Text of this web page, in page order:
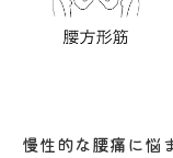
慢性的な腰痛に悩